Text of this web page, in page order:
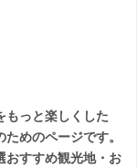
もっと楽しくした
めのページです。
おすすめ観光地・お